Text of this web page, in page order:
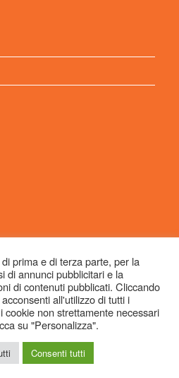
Film Festival - Un progetto di:
– Sede legale: Studio Commercialista
71, 40123 Bologna –
riservati -Privacy Policy- Site Design:
prima e di terza parte, per la
di annunci pubblicitari e la
di contenuti pubblicati. Cliccando
all'utilizzo di tutti i
cookie non strettamente necessari
su "Personalizza".
Consenti tutti